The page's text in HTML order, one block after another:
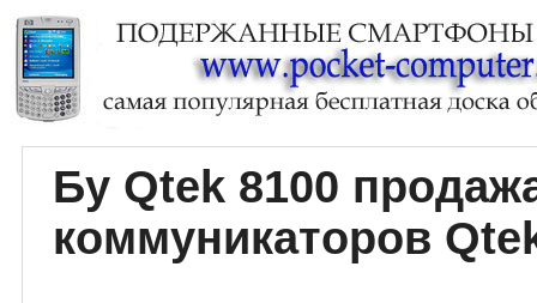
Бу Qtek 8100
коммуникаторов